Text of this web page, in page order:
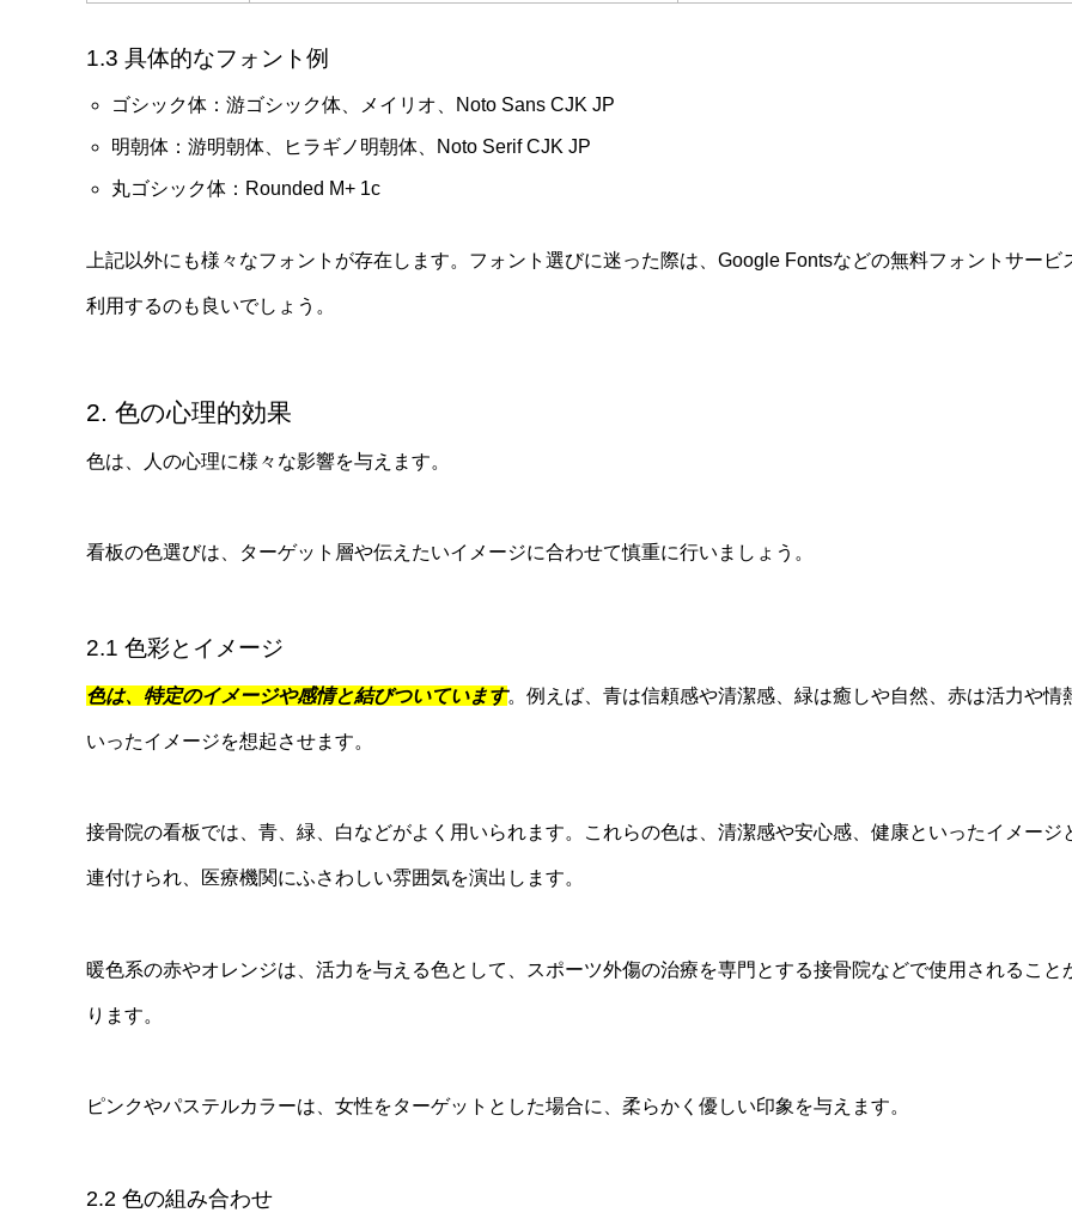
1.3 具体的なフォント例
ゴシック体：游ゴシック体、メイリオ、Noto Sans CJK JP
明朝体：游明朝体、ヒラギノ明朝体、Noto Serif CJK JP
丸ゴシック体：Rounded M+ 1c
上記以外にも様々なフォントが存在します。フォント選びに迷った際は、Google Fontsなどの無料フォントサービ
利用するのも良いでしょう。
2. 色の心理的効果
色は、人の心理に様々な影響を与えます。
看板の色選びは、ターゲット層や伝えたいイメージに合わせて慎重に行いましょう。
2.1 色彩とイメージ
色は、特定のイメージや感情と結びついています。例えば、青は信頼感や清潔感、緑は癒しや自然、赤は活力や情
いったイメージを想起させます。
接骨院の看板では、青、緑、白などがよく用いられます。これらの色は、清潔感や安心感、健康といったイメージ
連付けられ、医療機関にふさわしい雰囲気を演出します。
暖色系の赤やオレンジは、活力を与える色として、スポーツ外傷の治療を専門とする接骨院などで使用されること
ります。
ピンクやパステルカラーは、女性をターゲットとした場合に、柔らかく優しい印象を与えます。
2.2 色の組み合わせ